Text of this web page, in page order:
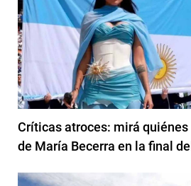
Críticas atroces: mirá
de María Becerra en la final